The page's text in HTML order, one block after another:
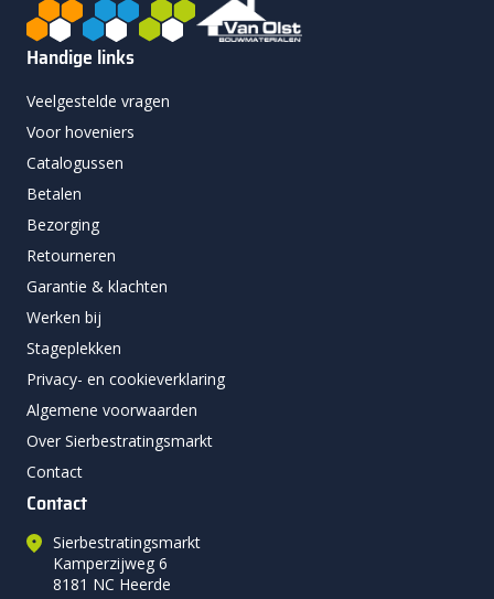
Handige links
Veelgestelde vragen
Voor hoveniers
Catalogussen
Betalen
Bezorging
Retourneren
Garantie & klachten
Werken bij
Stageplekken
Privacy- en cookieverklaring
Algemene voorwaarden
Over Sierbestratingsmarkt
Contact
Contact
Sierbestratingsmarkt
Kamperzijweg 6
8181 NC Heerde